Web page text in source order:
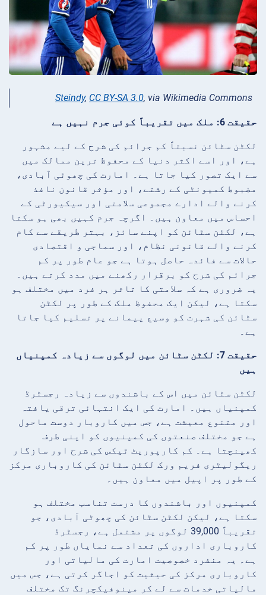
Steindy, CC BY-SA 3.0, via Wikimedia Commons
حقیقت 6: ملک میں تقریباً کوئی جرم نہیں ہے
لکٹن سٹائن نسبتاً کم جرائم کی شرح کے لیے مشہور
ہے، اور اسے اکثر دنیا کے محفوظ ترین ممالک میں
سے ایک تصور کیا جاتا ہے۔ امارت کی چھوٹی آبادی،
مضبوط کمیونٹی کے رشتے، اور مؤثر قانون نافذ
کرنے والے ادارے مجموعی سلامتی اور سیکیورٹی کے
احساس میں معاون ہیں۔ اگرچہ جرم کہیں بھی ہو سکتا
ہے، لکٹن سٹائن کو اپنے سائز، بہتر طریقے سے کام
کرنے والے قانونی نظام، اور سماجی و اقتصادی
حالات سے فائدہ حاصل ہوتا ہے جو عام طور پر کم
جرائم کی شرح کو برقرار رکھنے میں مدد کرتے ہیں۔
یہ ضروری ہے کہ سلامتی کا تاثر ہر فرد میں مختلف ہو
سکتا ہے، لیکن ایک محفوظ ملک کے طور پر لکٹن
سٹائن کی شہرت کو وسیع پیمانے پر تسلیم کیا جاتا
ہے۔
حقیقت 7: لکٹن سٹائن میں لوگوں سے زیادہ کمپنیاں
ہیں
لکٹن سٹائن میں اس کے باشندوں سے زیادہ رجسٹرڈ
کمپنیاں ہیں۔ امارت کی ایک انتہائی ترقی یافتہ
اور متنوع معیشت ہے، جس میں کاروبار دوست ماحول
ہے جو مختلف صنعتوں کی کمپنیوں کو اپنی طرف
کھینچتا ہے۔ کم کارپوریٹ ٹیکس کی شرح اور سازگار
ریگولیٹری فریم ورک لکٹن سٹائن کی کاروباری مرکز
کے طور پر اپیل میں معاون ہیں۔
کمپنیوں اور باشندوں کا درست تناسب مختلف ہو
سکتا ہے، لیکن لکٹن سٹائن کی چھوٹی آبادی، جو
تقریباً 39,000 لوگوں پر مشتمل ہے، رجسٹرڈ
کاروباری اداروں کی تعداد سے نمایاں طور پر کم
ہے۔ یہ منفرد خصوصیت امارت کی مالیاتی اور
کاروباری مرکز کی حیثیت کو اجاگر کرتی ہے، جس میں
مالیاتی خدمات سے لے کر مینوفیکچرنگ تک مختلف